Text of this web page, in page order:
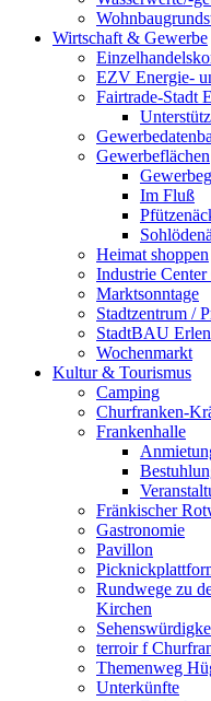
Wirtschaft & Gewerbe
EZV Energie-
Fairtrade-Stadt
Gewerbeflächen
Im Fluß
Heimat shoppen
Industrie
Marktsonntage
Stadtzentrum /
StadtBAU
Wochenmarkt
Kultur & Tourismus
Camping
Churfranken-
Frankenhalle
Fränkischer
Gastronomie
Pavillon
Rundwege zu
Kirchen
terroir f
Themenweg
Unterkünfte